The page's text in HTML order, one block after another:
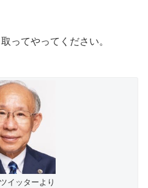
ってやってください。
イッターより